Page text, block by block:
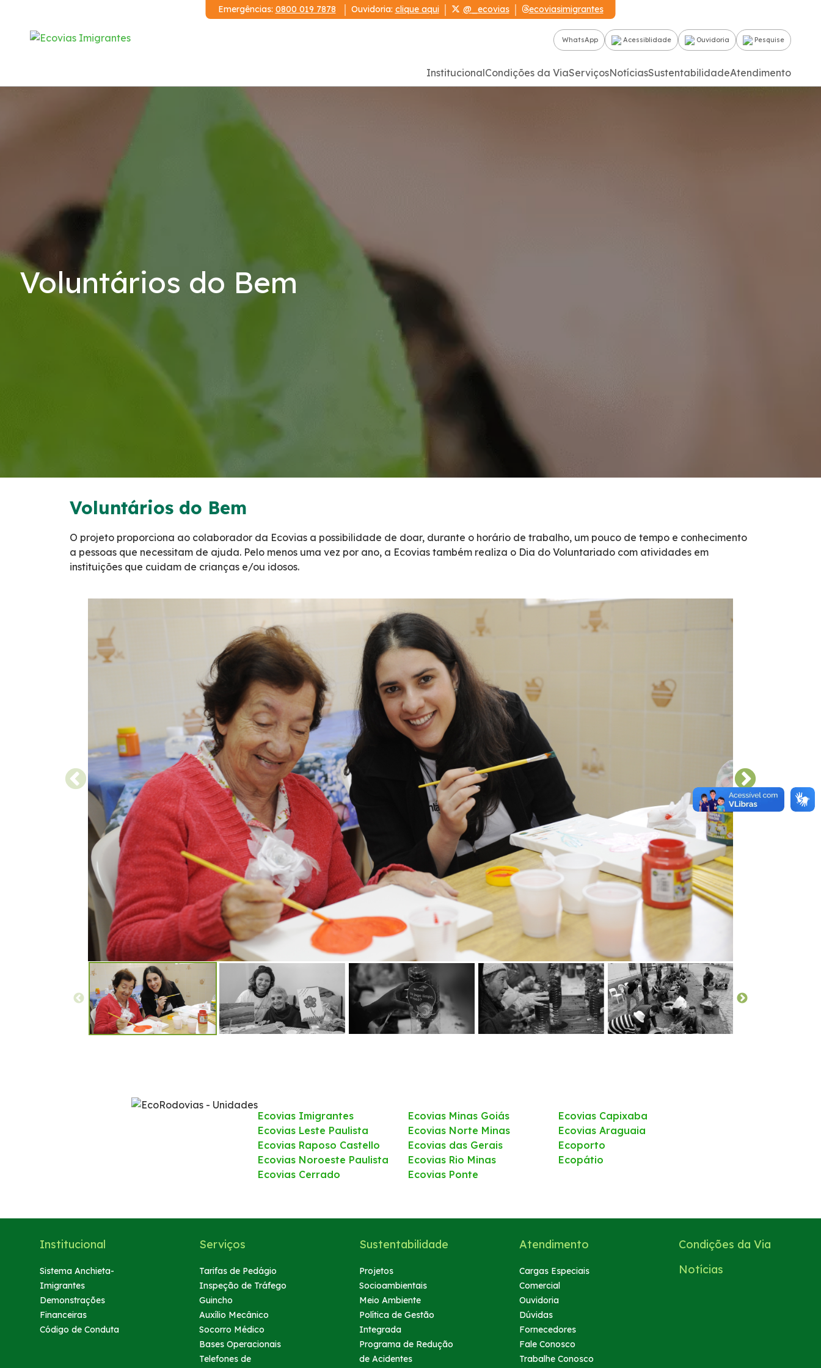
Emergências: 0800 019 7878 Ouvidoria: clique aqui @_ecovias ecoviasimigrantes
WhatsApp Acessiblidade Ouvidoria Pesquise
InstitucionalCondições da ViaServiçosNotíciasSustentabilidadeAtendimento
Código de Conduta
Condições da Via
Serviços
Cargas Especiais
Carta ao Usuário
Projetos Socioambientais
Política de Gestão Integrada
Programa de Redução de Acidentes
EIA-RIMA Nova Ligação
Cargas Especiais
WhatsApp
Voluntários do Bem
Voluntários do Bem
O projeto proporciona ao colaborador da Ecovias a possibilidade de doar, durante o horário de trabalho, um pouco de tempo e conhecimento
a pessoas que necessitam de ajuda. Pelo menos uma vez por ano, a Ecovias também realiza o Dia do Voluntariado com atividades em
instituições que cuidam de crianças e/ou idosos.
Ecovias Imigrantes
Ecovias Leste Paulista
Ecovias Raposo Castello
Ecovias Noroeste Paulista
Ecovias Cerrado
Ecovias Minas Goiás
Ecovias Norte Minas
Ecovias das Gerais
Ecovias Rio Minas
Ecovias Ponte
Ecovias Capixaba
Ecovias Araguaia
Ecoporto
Ecopátio
Institucional
Sistema Anchieta-
Imigrantes
Demonstrações
Financeiras
Código de Conduta
Serviços
Tarifas de Pedágio
Inspeção de Tráfego
Guincho
Auxílio Mecânico
Socorro Médico
Bases Operacionais
Telefones de
Sustentabilidade
Projetos
Socioambientais
Meio Ambiente
Política de Gestão
Integrada
Programa de Redução
de Acidentes
Atendimento
Cargas Especiais
Comercial
Ouvidoria
Dúvidas
Fornecedores
Fale Conosco
Trabalhe Conosco
Condições da Via
Notícias